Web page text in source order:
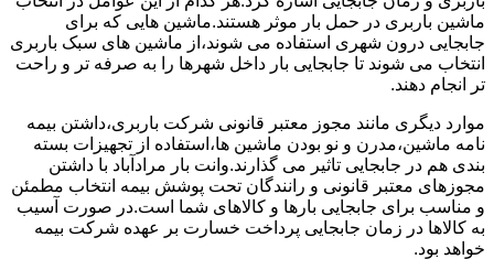
ماشین باربری در حمل بار موثر هستند.ماشین هایی که برای
جابجایی درون شهری استفاده می شوند،از ماشین های سبک باربری
انتخاب می شوند تا جابجایی بار داخل شهرها را به صرفه تر و راحت
تر انجام دهند.
موارد دیگری مانند مجوز معتبر قانونی شرکت باربری،داشتن بیمه
نامه ماشین،مدرن و نو بودن ماشین ها،استفاده از تجهیزات بسته
بندی هم در جابجایی تاثیر می گذارند.وانت بار مرادآباد با داشتن
مجوزهای معتبر قانونی و رانندگان تحت پوشش بیمه انتخاب مطمئن
و مناسب برای جابجایی بارها و کالاهای شما است.در صورت آسیب
به کالاها در زمان جابجایی پرداخت خسارت بر عهده شرکت بیمه
خواهد بود.